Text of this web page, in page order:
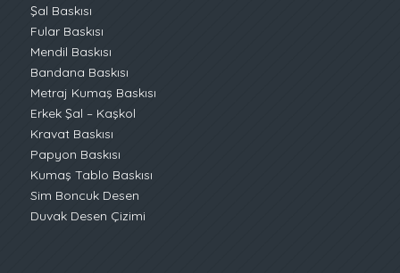
Şal Baskısı
Fular Baskısı
Mendil Baskısı
Bandana Baskısı
Metraj Kumaş Baskısı
Erkek Şal – Kaşkol
Kravat Baskısı
Papyon Baskısı
Kumaş Tablo Baskısı
Sim Boncuk Desen
Duvak Desen Çizimi